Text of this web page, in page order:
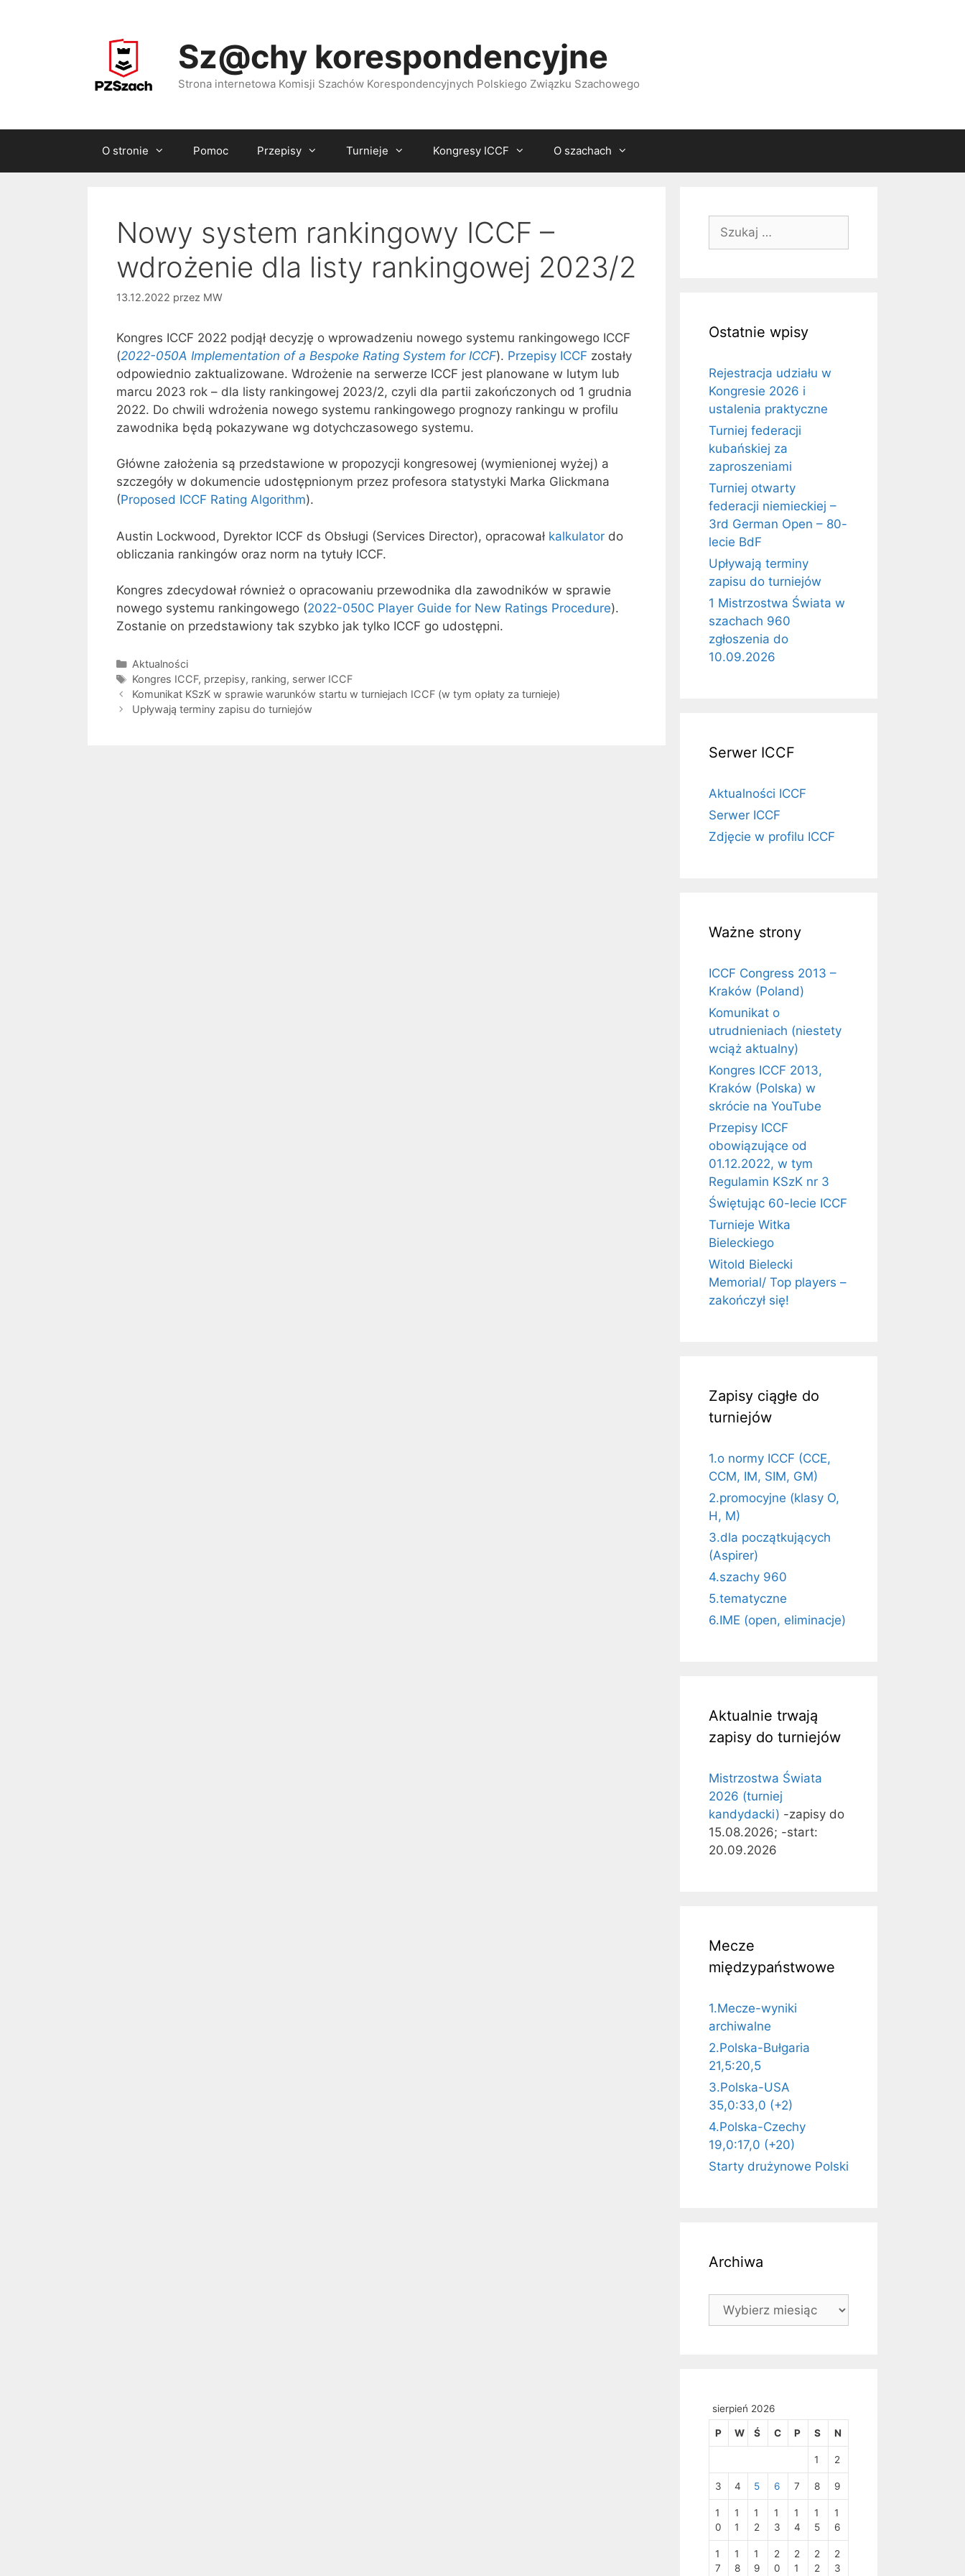
Sz@chy korespondencyjne
Strona internetowa Komisji Szachów Korespondencyjnych Polskiego Związku Szachowego
O stronie Pomoc Przepisy Turnieje Kongresy ICCF O szachach
Nowy system rankingowy ICCF –
wdrożenie dla listy rankingowej 2023/2
13.12.2022 przez MW
Kongres ICCF 2022 podjął decyzję o wprowadzeniu nowego systemu rankingowego ICCF
(2022-050A Implementation of a Bespoke Rating System for ICCF). Przepisy ICCF zostały
odpowiednio zaktualizowane. Wdrożenie na serwerze ICCF jest planowane w lutym lub
marcu 2023 rok – dla listy rankingowej 2023/2, czyli dla partii zakończonych od 1 grudnia
2022. Do chwili wdrożenia nowego systemu rankingowego prognozy rankingu w profilu
zawodnika będą pokazywane wg dotychczasowego systemu.
Główne założenia są przedstawione w propozycji kongresowej (wymienionej wyżej) a
szczegóły w dokumencie udostępnionym przez profesora statystyki Marka Glickmana
(Proposed ICCF Rating Algorithm).
Austin Lockwood, Dyrektor ICCF ds Obsługi (Services Director), opracował kalkulator do
obliczania rankingów oraz norm na tytuły ICCF.
Kongres zdecydował również o opracowaniu przewodnika dla zawodników w sprawie
nowego systemu rankingowego (2022-050C Player Guide for New Ratings Procedure).
Zostanie on przedstawiony tak szybko jak tylko ICCF go udostępni.
Kategorie
Aktualności
Tagi
Kongres ICCF, przepisy, ranking, serwer ICCF
Komunikat KSzK w sprawie warunków startu w turniejach ICCF (w tym opłaty za turnieje)
Upływają terminy zapisu do turniejów
Ostatnie wpisy
Rejestracja udziału w
Kongresie 2026 i
ustalenia praktyczne
Turniej federacji
kubańskiej za
zaproszeniami
Turniej otwarty
federacji niemieckiej –
3rd German Open – 80-
lecie BdF
Upływają terminy
zapisu do turniejów
1 Mistrzostwa Świata w
szachach 960
zgłoszenia do
10.09.2026
Serwer ICCF
Aktualności ICCF
Serwer ICCF
Zdjęcie w profilu ICCF
Ważne strony
ICCF Congress 2013 –
Kraków (Poland)
Komunikat o
utrudnieniach (niestety
wciąż aktualny)
Kongres ICCF 2013,
Kraków (Polska) w
skrócie na YouTube
Przepisy ICCF
obowiązujące od
01.12.2022, w tym
Regulamin KSzK nr 3
Świętując 60-lecie ICCF
Turnieje Witka
Bieleckiego
Witold Bielecki
Memorial/ Top players –
zakończył się!
Zapisy ciągłe do
turniejów
1.o normy ICCF (CCE,
CCM, IM, SIM, GM)
2.promocyjne (klasy O,
H, M)
3.dla początkujących
(Aspirer)
4.szachy 960
5.tematyczne
6.IME (open, eliminacje)
Aktualnie trwają
zapisy do turniejów
Mistrzostwa Świata
2026 (turniej
kandydacki) -zapisy do
15.08.2026; -start:
20.09.2026
Mecze
międzypaństwowe
1.Mecze-wyniki
archiwalne
2.Polska-Bułgaria
21,5:20,5
3.Polska-USA
35,0:33,0 (+2)
4.Polska-Czechy
19,0:17,0 (+20)
Starty drużynowe Polski
Archiwa
Archiwa
sierpień 2026
P W Ś C P S N
1 2
3 4 5 6 7 8 9
1
0
1
1
1
2
1
3
1
4
1
5
1
6
1
7
1
8
1
9
2
0
2
1
2
2
2
3